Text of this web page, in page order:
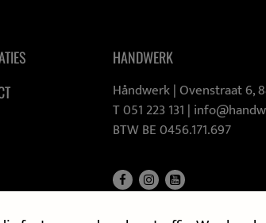
HANDWERK
Håndwerk |Ovenstraat 6,
T 051 223 131 |
BTW BE 0456.171.697